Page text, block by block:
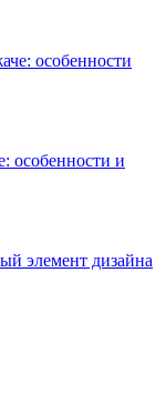
особенности
особенности и
элемент дизайна